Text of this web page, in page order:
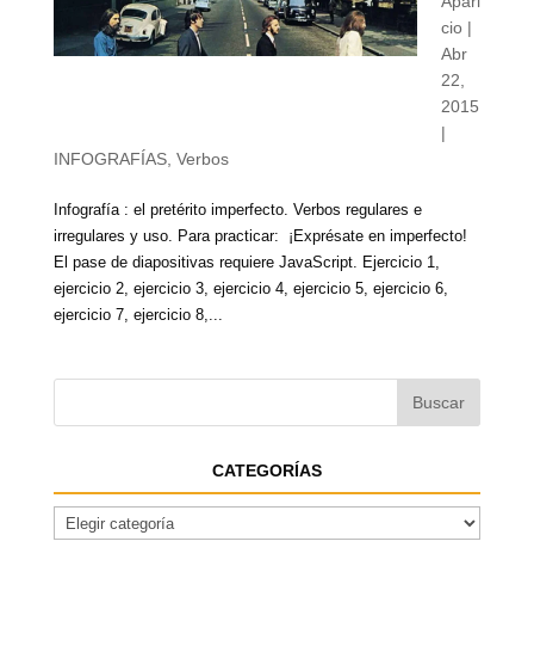
cio|
Abr
22,
2015
|
INFOGRAFÍAS, Verbos
Infografía : el pretérito imperfecto. Verbos regulares e
irregulares y uso. Para practicar: ¡Exprésate en imperfecto!
El pase de diapositivas requiere JavaScript. Ejercicio 1,
ejercicio 2, ejercicio 3, ejercicio 4, ejercicio 5, ejercicio 6,
ejercicio 7, ejercicio 8,...
CATEGORÍAS